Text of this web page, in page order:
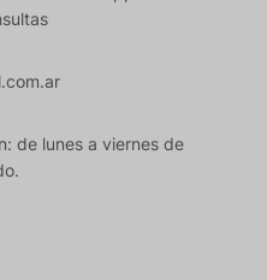
de lunes a viernes de